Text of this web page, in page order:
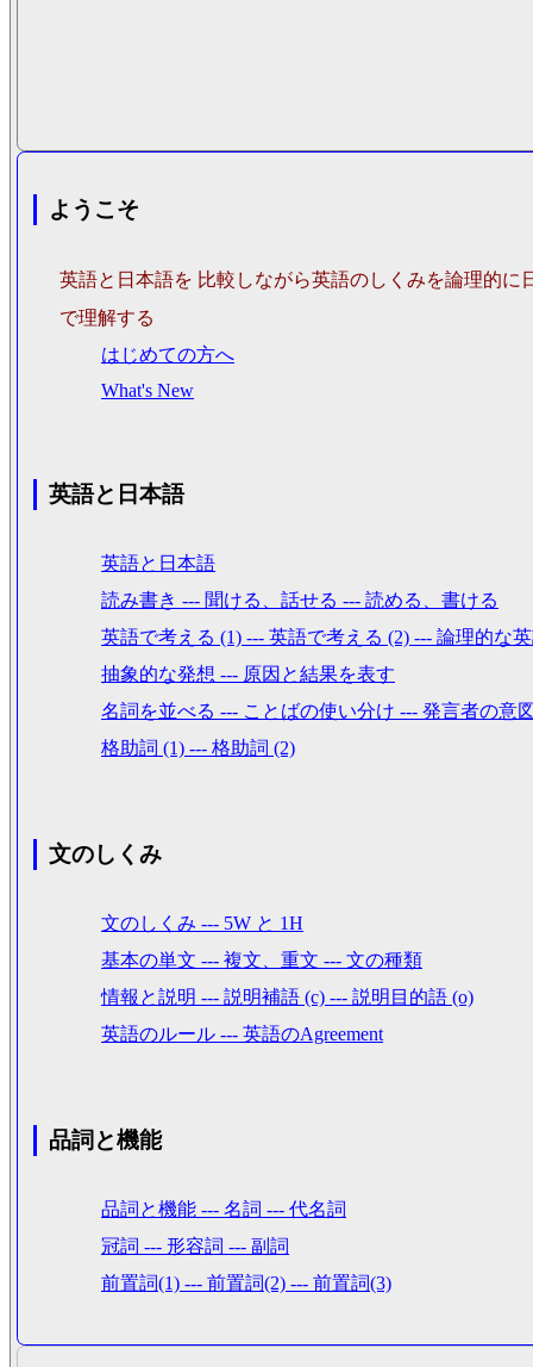
ようこそ
英語と日本語を 比較しながら英語のしくみを論理的に
で理解する
はじめての方へ
What's New
英語と日本語
英語と日本語
読み書き --- 聞ける、話せる --- 読める、書ける
英語で考える (1) --- 英語で考える (2) --- 論理的な
抽象的な発想 --- 原因と結果を表す
名詞を並べる --- ことばの使い分け --- 発言者の意
格助詞 (1) --- 格助詞 (2)
文のしくみ
文のしくみ --- 5W と 1H
基本の単文 --- 複文、重文 --- 文の種類
情報と説明 --- 説明補語 (c) --- 説明目的語 (o)
英語のルール --- 英語のAgreement
品詞と機能
品詞と機能 --- 名詞 --- 代名詞
冠詞 --- 形容詞 --- 副詞
前置詞(1) --- 前置詞(2) --- 前置詞(3)